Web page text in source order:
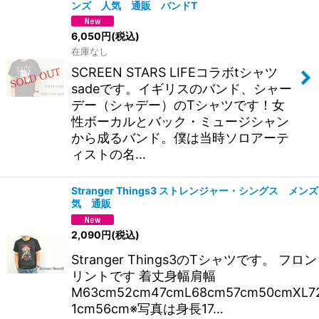
ンズ 人気 通販 バンドT
6,050円(税込)
在庫なし
SCREEN STARS LIFEコラボtシャツ
sadeです。イギリスのバンド、シャー
デー（シャデー）のTシャツです！女
性ボーカルとバック・ミュージシャン
から成るバンド。僕は当時ソロアーテ
ィストの名…
Stranger Things3 ストレンジャー・シングス メン
気 通販
2,090円(税込)
Stranger Things3のTシャツです。 フロ
リントです 着丈身幅肩幅
1cm56cm※写真は身長17…